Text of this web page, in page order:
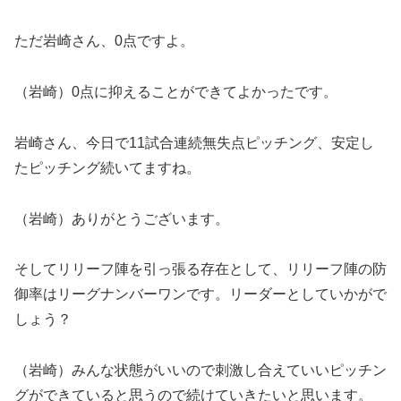
ただ岩崎さん、0点ですよ。
（岩崎）0点に抑えることができてよかったです。
岩崎さん、今日で11試合連続無失点ピッチング、安定し
たピッチング続いてますね。
（岩崎）ありがとうございます。
そしてリリーフ陣を引っ張る存在として、リリーフ陣の防
御率はリーグナンバーワンです。リーダーとしていかがで
しょう？
（岩崎）みんな状態がいいので刺激し合えていいピッチン
グができていると思うので続けていきたいと思います。